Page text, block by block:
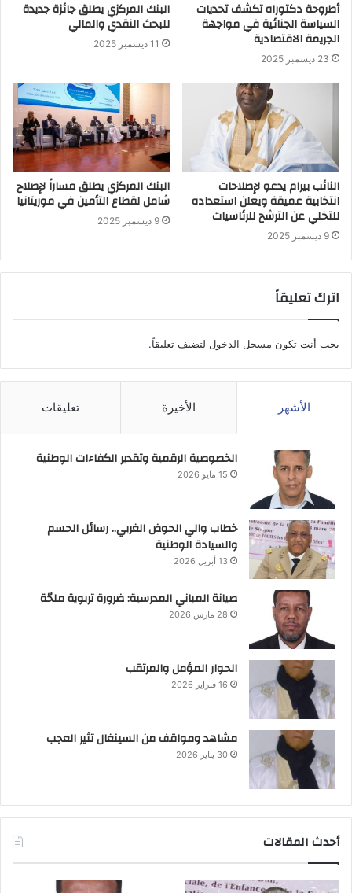
أطروحة دكتوراه تكشف تحديات
السياسة الجنائية في مواجهة
الجريمة الاقتصادية
23 ديسمبر 2025
البنك المركزي يطلق جائزة جديدة
للبحث النقدي والمالي
11 ديسمبر 2025
النائب بيرام يدعو لإصلاحات
انتخابية عميقة ويعلن استعداده
للتخلي عن الترشح للرئاسيات
9 ديسمبر 2025
البنك المركزي يطلق مساراً لإصلاح
شامل لقطاع التأمين في موريتانيا
9 ديسمبر 2025
اترك تعليقاً
يجب أنت تكون مسجل الدخول لتضيف تعليقاً.
الأشهر الأخيرة تعليقات
الخصوصية الرقمية وتقدير الكفاءات الوطنية
15 مايو 2026
خطاب والي الحوض الغربي.. رسائل الحسم
والسيادة الوطنية
13 أبريل 2026
صيانة المباني المدرسية: ضرورة تربوية ملحّة
28 مارس 2026
الحوار المؤمل والمرتقب
16 فبراير 2026
مشاهد ومواقف من السينغال تثير العجب
30 يناير 2026
أحدث المقالات